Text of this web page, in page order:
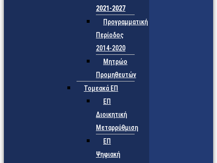
2021-2027
Προγραμματική
Περίοδος
2014-2020
Μητρώο
Προμηθευτών
Τομεακά ΕΠ
ΕΠ
Διοικητική
Μεταρρύθμιση
ΕΠ
Ψηφιακή